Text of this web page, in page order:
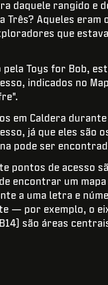
daquele rangido e
Três? Aqueles
que
pela Toys for Bob,
indicados no
em Caldera
já que eles são
pode ser
pontos de acesso
encontrar um
a uma letra e
— por exemplo, o
são áreas